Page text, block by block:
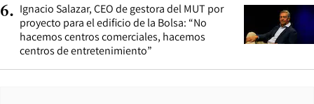
6. Ignacio Salazar, CEO de gestora del MUT por
proyecto para el edificio de la Bolsa: “No
hacemos centros comerciales, hacemos
centros de entretenimiento”